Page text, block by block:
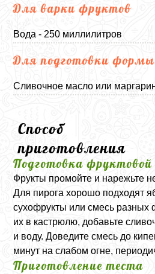
Для варки фруктов
Вода - 250 миллилитров
Для подготовки формы
Сливочное масло или
Способ
приготовления
Подготовка фруктовой
Фрукты промойте и нарежьте
Для пирога хорошо подходят
сухофрукты или смесь разных
их в кастрюлю, добавьте
и воду. Доведите смесь до
минут на слабом огне,
Приготовление теста